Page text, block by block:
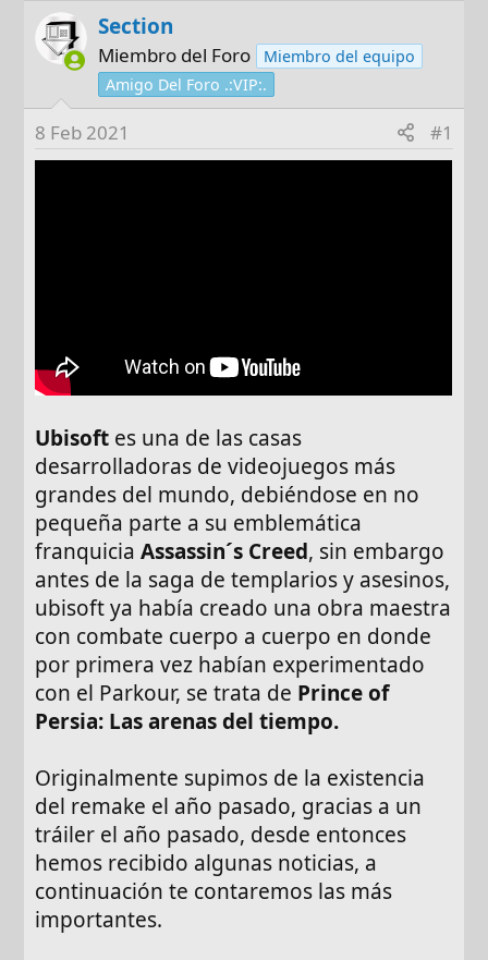
r
a
d
e
i
i
Section
Miembro del Foro
Miembro del equipo
Amigo Del Foro .:VIP:.
8 Feb 2021 #1
Ubisoft es una de las casas
desarrolladoras de videojuegos más
grandes del mundo, debiéndose en no
pequeña parte a su emblemática
franquiciaAssassin´s Creed, sin embargo
antes de la saga de templarios y asesinos,
ubisoft ya había creado una obra maestra
con combate cuerpo a cuerpo en donde
por primera vez habían experimentado
con el Parkour, se trata de Prince of
Persia: Las arenas del tiempo.
Originalmente supimos de la existencia
del remake el año pasado, gracias a un
tráiler el año pasado, desde entonces
hemos recibido algunas noticias, a
continuación te contaremos las más
importantes.